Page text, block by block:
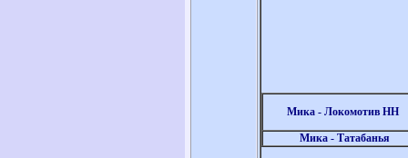
Мика - Локомотив НН
Мика - Татабанья